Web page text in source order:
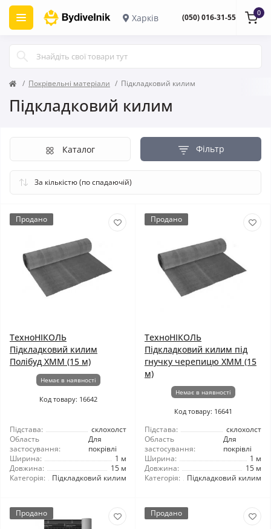
Харків (050) 016-31-55 0
Покрівельні матеріали Підкладковий килим
Підкладковий килим
Фільтр
Каталог
Продано
ТехноНІКОЛЬ
Підкладковий килим
Полібуд ХММ (15 м)
Немає в наявності
Код товару: 16642
Підстава:
склохолст
Область
застосування:
Для
покрівлі
Ширина:
1 м
Довжина:
15 м
Категорія:
Підкладковий килим
Продано
ТехноНІКОЛЬ
Підкладковий килим під
гнучку черепицю ХММ (15
м)
Немає в наявності
Код товару: 16641
Підстава:
склохолст
Область
застосування:
Для
покрівлі
Ширина:
1 м
Довжина:
15 м
Категорія:
Підкладковий килим
Продано Продано